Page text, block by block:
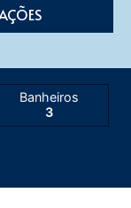
Banheiros
3